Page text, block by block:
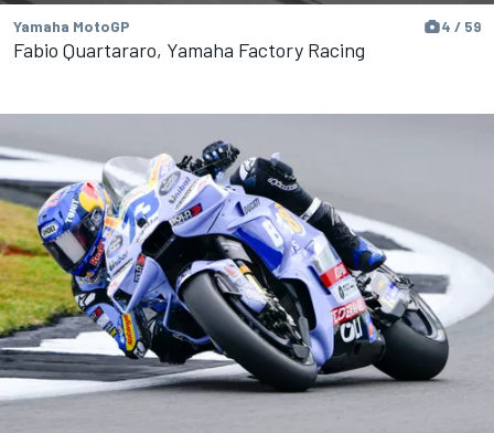
Yamaha MotoGP 4 / 59
Fabio Quartararo, Yamaha Factory Racing